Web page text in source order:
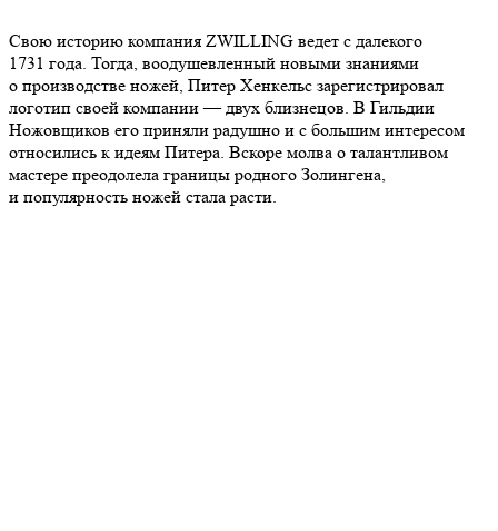
Свою историю компания ZWILLING ведет с далекого
1731 года. Тогда, воодушевленный новыми знаниями
о производстве ножей, Питер Хенкельс зарегистрировал
логотип своей компании — двух близнецов. В Гильдии
Ножовщиков его приняли радушно и с большим интересом
относились к идеям Питера. Вскоре молва о талантливом
мастере преодолела границы родного Золингена,
и популярность ножей стала расти.